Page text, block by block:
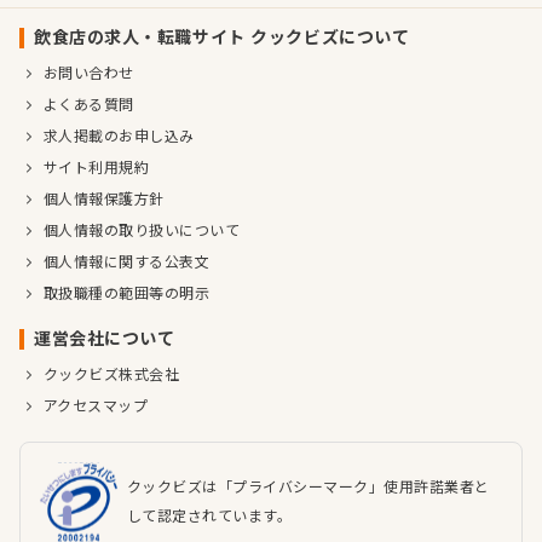
飲食店の求人・転職サイト クックビズについて
お問い合わせ
よくある質問
求人掲載のお申し込み
サイト利用規約
個人情報保護方針
個人情報の取り扱いについて
個人情報に関する公表文
取扱職種の範囲等の明示
運営会社について
クックビズ株式会社
アクセスマップ
クックビズは「プライバシーマーク」使用許諾業者と
して認定されています。